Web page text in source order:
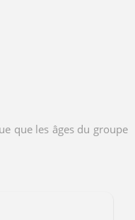
que les âges du groupe